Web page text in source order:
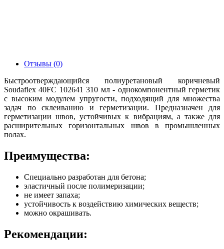
Отзывы (0)
Быстроотверждающийся полиуретановый коричневый
Soudaflex 40FC 102641 310 мл - однокомпонентный герметик
с высоким модулем упругости, подходящий для множества
задач по склеиванию и герметизации. Предназначен для
герметизации швов, устойчивых к вибрациям, а также для
расширительных горизонтальных швов в промышленных
полах.
Преимущества:
Специально разработан для бетона;
эластичный после полимеризации;
не имеет запаха;
устойчивость к воздействию химических веществ;
можно окрашивать.
Рекомендации: